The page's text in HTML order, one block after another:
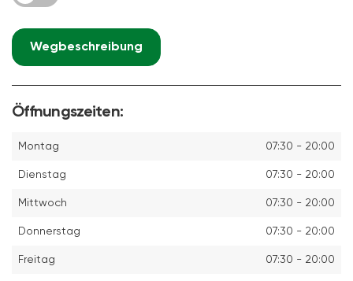
Wegbeschreibung
Öffnungszeiten:
Montag 07:30 - 20:00
Dienstag 07:30 - 20:00
Mittwoch 07:30 - 20:00
Donnerstag 07:30 - 20:00
Freitag 07:30 - 20:00